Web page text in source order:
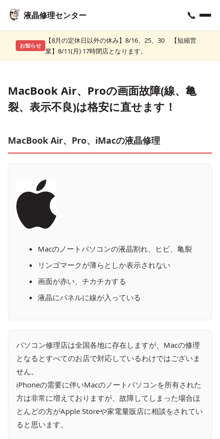
液晶修理センター 📞
お知らせ
【8月の定休日以外の休み】8/16、25、30 【短縮営
業】8/11(月) 17時閉店となります。
MacBook Air、Proの画面故障(線、亀
裂、表示不良)は格安に直せます！
MacBook Air、Pro、iMacの液晶修理
Macのノートパソコンの液晶割れ、ヒビ、亀裂
リンゴマークが薄らとしか表示されない
画面が赤い、チカチカする
液晶にパネルに線が入っている
パソコン修理店は全国各地に存在しますが、Macの修理
となるとすべてのお店で対応しているわけではございま
せん。
iPhoneの需要に伴いMacのノートパソコンを所有された
方は非常に増えておりますが、故障してしまった場合ほ
とんどの方がApple Storeや家電量販店に相談をされてい
ると思います。